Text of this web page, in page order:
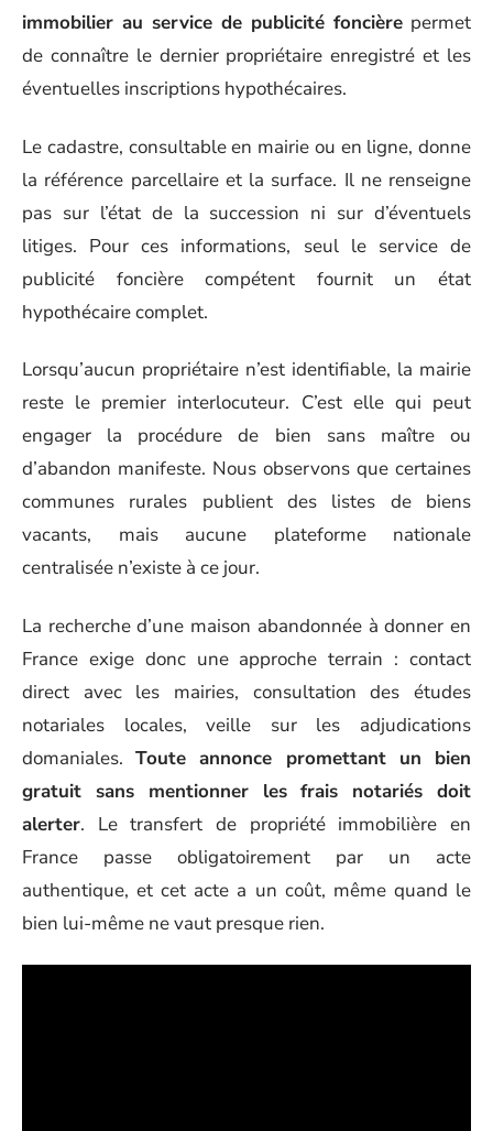
immobilier au service de publicité foncière permet
de connaître le dernier propriétaire enregistré et les
éventuelles inscriptions hypothécaires.
Le cadastre, consultable en mairie ou en ligne, donne
la référence parcellaire et la surface. Il ne renseigne
pas sur l’état de la succession ni sur d’éventuels
litiges. Pour ces informations, seul le service de
publicité foncière compétent fournit un état
hypothécaire complet.
Lorsqu’aucun propriétaire n’est identifiable, la mairie
reste le premier interlocuteur. C’est elle qui peut
engager la procédure de bien sans maître ou
d’abandon manifeste. Nous observons que certaines
communes rurales publient des listes de biens
vacants, mais aucune plateforme nationale
centralisée n’existe à ce jour.
La recherche d’une maison abandonnée à donner en
France exige donc une approche terrain : contact
direct avec les mairies, consultation des études
notariales locales, veille sur les adjudications
domaniales.Toute annonce promettant un bien
gratuit sans mentionner les frais notariés doit
alerter. Le transfert de propriété immobilière en
France passe obligatoirement par un acte
authentique, et cet acte a un coût, même quand le
bien lui-même ne vaut presque rien.